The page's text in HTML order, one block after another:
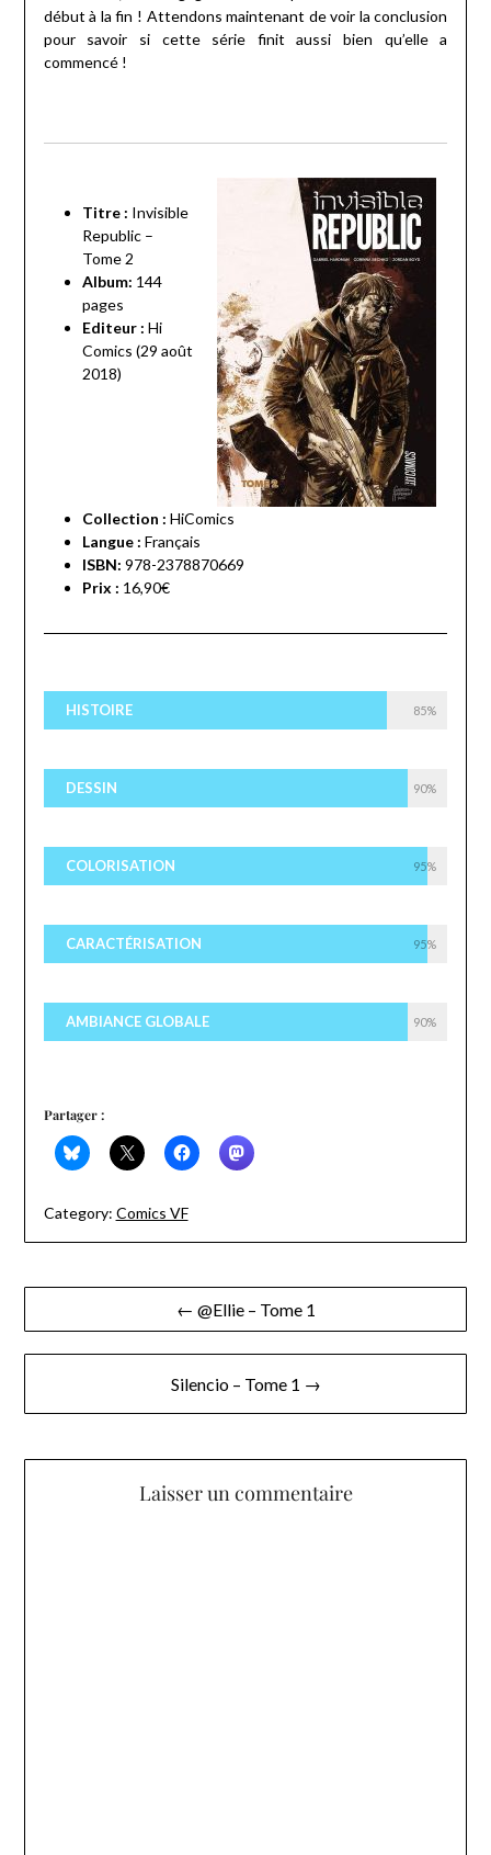
début à la fin ! Attendons maintenant de voir la conclusion
pour savoir si cette série finit aussi bien qu’elle a
commencé !
Titre : Invisible
Republic –
Tome 2
Album: 144
pages
Editeur : Hi
Comics (29 août
2018)
Collection : HiComics
Langue : Français
ISBN: 978-2378870669
Prix : 16,90€
HISTOIRE 85%
DESSIN 90%
COLORISATION 95%
CARACTÉRISATION 95%
AMBIANCE GLOBALE 90%
Partager :
Category: Comics VF
Navigation
de
← @Ellie – Tome 1
Silencio – Tome 1 →
Laisser un commentaire